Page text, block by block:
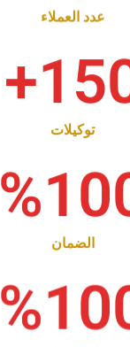
عدد العملاء
توكيلات
+
الضمان
%
%